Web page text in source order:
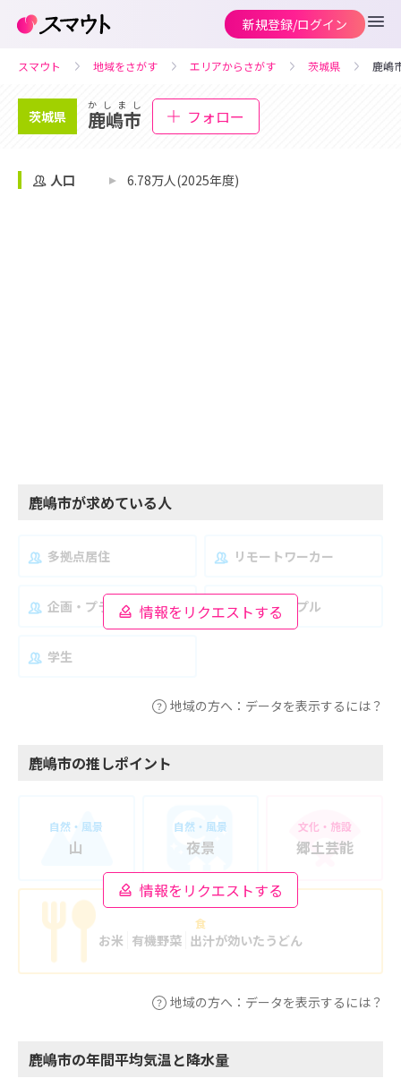
新規登録/ログイン
スマウト 地域をさがす エリアからさがす 茨城県 鹿嶋
茨城県
かしまし
鹿嶋市 フォロー
人口 6.78万人(2025年度)
鹿嶋市が求めている人
情報をリクエストする
多拠点居住 リモートワーカー
企画・プランナー 夫婦・カップル
学生
地域の方へ：データを表示するには？
鹿嶋市の推しポイント
情報をリクエストする
自然・風景
山
自然・風景
夜景
文化・施設
郷土芸能
食
お米 有機野菜 出汁が効いたうどん
地域の方へ：データを表示するには？
鹿嶋市の年間平均気温と降水量